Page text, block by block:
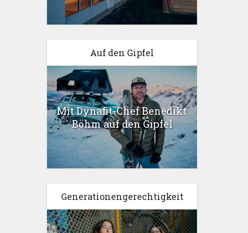
Auf den Gipfel
Mit Dynafit-Chef Benedikt
Böhm auf den Gipfel
Generationengerechtigkeit